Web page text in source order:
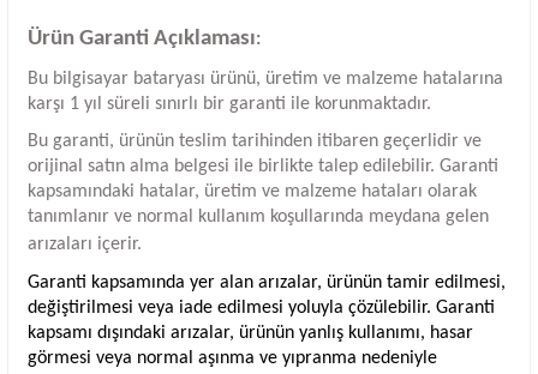
Ürün Garanti Açıklaması:
Bu bilgisayar bataryası ürünü, üretim ve malzeme hatalarına
karşı 1 yıl süreli sınırlı bir garanti ile korunmaktadır.
Bu garanti, ürünün teslim tarihinden itibaren geçerlidir ve
orijinal satın alma belgesi ile birlikte talep edilebilir. Garanti
kapsamındaki hatalar, üretim ve malzeme hataları olarak
tanımlanır ve normal kullanım koşullarında meydana gelen
arızaları içerir.
Garanti kapsamında yer alan arızalar, ürünün tamir edilmesi,
değiştirilmesi veya iade edilmesi yoluyla çözülebilir. Garanti
kapsamı dışındaki arızalar, ürünün yanlış kullanımı, hasar
görmesi veya normal aşınma ve yıpranma nedeniyle